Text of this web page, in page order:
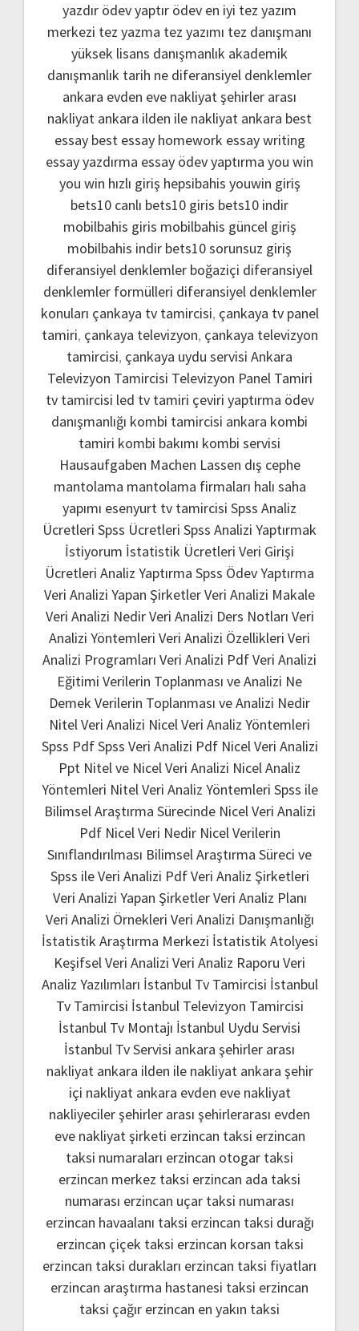
yazdır ödev yaptır ödev en iyi tez yazım
merkezi tez yazma tez yazımı tez danışmanı
yüksek lisans danışmanlık akademik
danışmanlık tarih ne diferansiyel denklemler
ankara evden eve nakliyatşehirler arası
nakliyat ankara ilden ile nakliyat ankara best
essay best essay homework essay writing
essay yazdırma essay ödev yaptırma you win
you win hızlı giriş hepsibahis youwin giriş
bets10 canlı bets10 giris bets10 indir
mobilbahis giris mobilbahis güncel giriş
mobilbahis indir bets10 sorunsuz giriş
diferansiyel denklemler boğaziçi diferansiyel
denklemler formülleri diferansiyel denklemler
konuları çankaya tv tamircisi, çankaya tv panel
tamiri, çankaya televizyon, çankaya televizyon
tamircisi, çankaya uydu servisi Ankara
Televizyon Tamircisi Televizyon Panel Tamiri
tv tamircisi led tv tamiri çeviri yaptırma ödev
danışmanlığı kombi tamircisi ankara kombi
tamiri kombi bakımı kombi servisi
Hausaufgaben Machen Lassen dış cephe
mantolama mantolama firmaları halı saha
yapımı esenyurt tv tamircisi Spss Analiz
Ücretleri Spss Ücretleri Spss Analizi Yaptırmak
İstiyorum İstatistik Ücretleri Veri Girişi
Ücretleri Analiz Yaptırma Spss Ödev Yaptırma
Veri Analizi Yapan ŞirketlerVeri Analizi Makale
Veri Analizi NedirVeri Analizi Ders Notları Veri
Analizi Yöntemleri Veri Analizi Özellikleri Veri
Analizi Programları Veri Analizi PdfVeri Analizi
Eğitimi Verilerin Toplanması ve Analizi Ne
Demek Verilerin Toplanması ve Analizi Nedir
Nitel Veri Analizi Nicel Veri Analiz Yöntemleri
Spss PdfSpss Veri Analizi Pdf Nicel Veri Analizi
Ppt Nitel ve Nicel Veri Analizi Nicel Analiz
Yöntemleri Nitel Veri Analiz Yöntemleri Spss ile
Bilimsel Araştırma Sürecinde Nicel Veri Analizi
Pdf Nicel Veri Nedir Nicel Verilerin
Sınıflandırılması Bilimsel Araştırma Süreci ve
Spss ile Veri Analizi PdfVeri Analiz Şirketleri
Veri Analizi Yapan ŞirketlerVeri Analiz Planı
Veri Analizi Örnekleri Veri Analizi Danışmanlığı
İstatistik Araştırma Merkezi İstatistik Atolyesi
Keşifsel Veri Analizi Veri Analiz Raporu Veri
Analiz Yazılımları İstanbul Tv Tamircisi İstanbul
Tv Tamircisi İstanbul Televizyon Tamircisi
İstanbul Tv Montajı İstanbul Uydu Servisi
İstanbul Tv Servisi ankara şehirler arası
nakliyat ankara ilden ile nakliyat ankara şehir
içi nakliyat ankara evden eve nakliyat
nakliyeciler şehirler arası şehirlerarası evden
eve nakliyat şirketi erzincan taksi erzincan
taksi numaraları erzincan otogar taksi
erzincan merkez taksi erzincan ada taksi
numarası erzincan uçar taksi numarası
erzincan havaalanı taksi erzincan taksi durağı
erzincan çiçek taksi erzincan korsan taksi
erzincan taksi durakları erzincan taksi fiyatları
erzincan araştırma hastanesi taksi erzincan
taksi çağır erzincan en yakın taksi